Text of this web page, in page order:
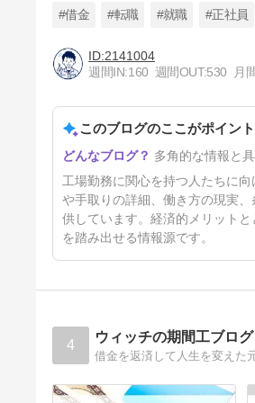
期雇用派遣】未経験から月収
34万円以上可能！寮費無料の
求人を徹底解説
10日前
#借金 #転職 #就職 #正社員
2141004
週間IN:160 週間OUT:530 月
このブログのここがポイント
多角的な情報と
工場勤務に関心を持つ人たちに
や手取りの詳細、働き方の現実
供しています。経済的メリット
を踏み出せる情報源です。
4 ウィッチの期間工ブログ
借金を返済して人生を変えた